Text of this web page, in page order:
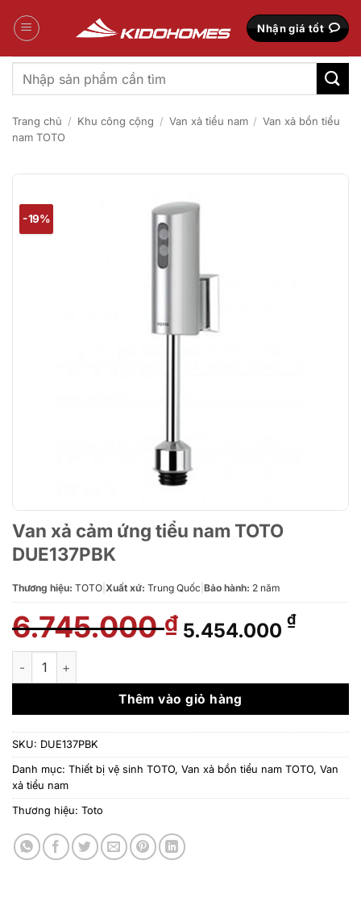
qua
Nhận giá tốt
Tìm
kiếm:
Trang chủ / Khu công cộng / Van xả tiểu nam / Van xả bồn tiểu
nam TOTO
-19%
Van xả cảm ứng tiểu nam TOTO
DUE137PBK
Thương hiệu: TOTO Xuất xứ: Trung Quốc Bảo hành: 2 năm
6.745.000₫ Giá
gốc
6.745.000 ₫.
5.454.000 ₫Giá
là:
Van xả cảm ứng tiểu nam TOTO DUE137PBK số lượng
Thêm vào giỏ hàng
SKU: DUE137PBK
Danh mục: Thiết bị vệ sinh TOTO, Van xả bồn tiểu nam TOTO, Van
xả tiểu nam
Thương hiệu: Toto